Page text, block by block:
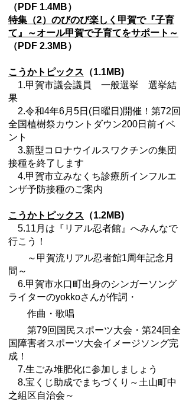
（PDF 1.4MB）
特集（2）のびのび楽しく甲賀で『子育
て』～オール甲賀で子育てをサポート～
（PDF 2.3MB）
こうかトピックス （1.1MB)
1.甲賀市議会議員 一般選挙 選挙結
果
2.令和4年6月5日(日曜日)開催！第72回
全国植樹祭カウントダウン200日前イベ
ント
3.新型コロナウイルスワクチンの集団
接種を終了します
4.甲賀市立みなくち診療所インフルエ
ンザ予防接種のご案内
こうかトピックス （1.2MB)
5.11月は『リアル忍者館』へみんなで
行こう！
～甲賀流リアル忍者館1周年記念月
間～
6.甲賀市水口町出身のシンガーソング
ライターのyokkoさんが作詞・
作曲・歌唱
第79回国民スポーツ大会・第24回全
国障害者スポーツ大会イメージソング完
成！
7.生ごみ堆肥化に参加しましょう
8.宝くじ助成でまちづくり～土山町中
之組区自治会～